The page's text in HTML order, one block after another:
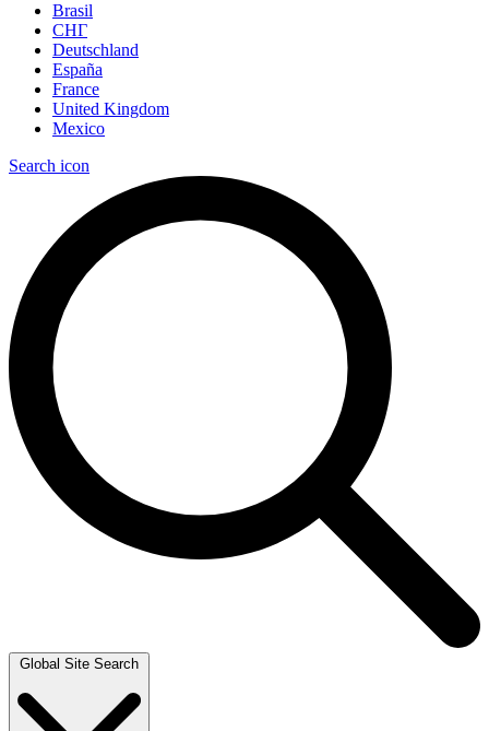
Brasil
СНГ
Deutschland
España
France
United Kingdom
Mexico
Search icon
Global Site Search